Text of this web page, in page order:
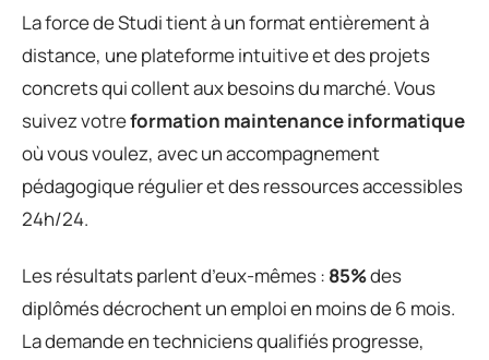
La force de Studi tient à un format entièrement à
distance, une plateforme intuitive et des projets
concrets qui collent aux besoins du marché. Vous
suivez votreformation maintenance informatique
où vous voulez, avec un accompagnement
pédagogique régulier et des ressources accessibles
24h/24.
Les résultats parlent d’eux-mêmes : 85%des
diplômés décrochent un emploi en moins de 6 mois.
La demande en techniciens qualifiés progresse,